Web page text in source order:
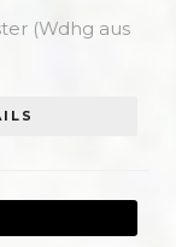
(Wdhg aus